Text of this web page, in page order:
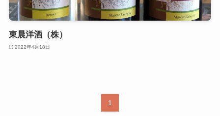
東晨洋酒（株）
2022年4月18日
1